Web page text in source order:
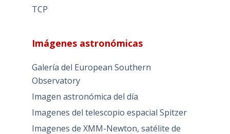
TCP
Imágenes astronómicas
Galería del European Southern
Observatory
Imagen astronómica del día
Imagenes del telescopio espacial Spitzer
Imagenes de XMM-Newton, satélite de